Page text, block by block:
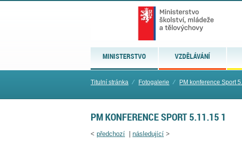
MINISTERSTVO VZDĚLÁVÁNÍ
Titulní stránka ⁄ Fotogalerie ⁄ PM konference Sport
PM KONFERENCE SPORT 5.11.15 1
< předchozí následující >